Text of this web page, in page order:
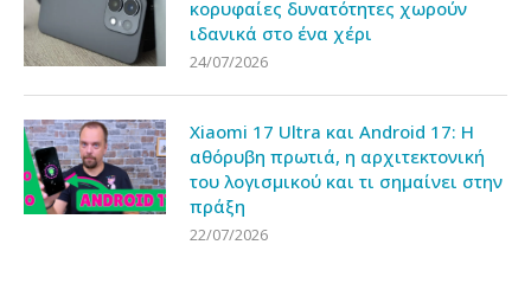
κορυφαίες δυνατότητες χωρούν
ιδανικά στο ένα χέρι
24/07/2026
Xiaomi 17 Ultra και Android 17: Η
αθόρυβη πρωτιά, η αρχιτεκτονική
του λογισμικού και τι σημαίνει στην
πράξη
22/07/2026